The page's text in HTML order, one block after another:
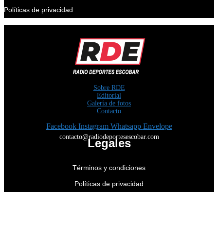
Políticas de privacidad
Sobre RDE
Editorial
Galería de fotos
Contacto
Facebook Instagram Whatsapp Envelope
contacto@radiodeportesescobar.com
Legales
Términos y condiciones
Políticas de privacidad